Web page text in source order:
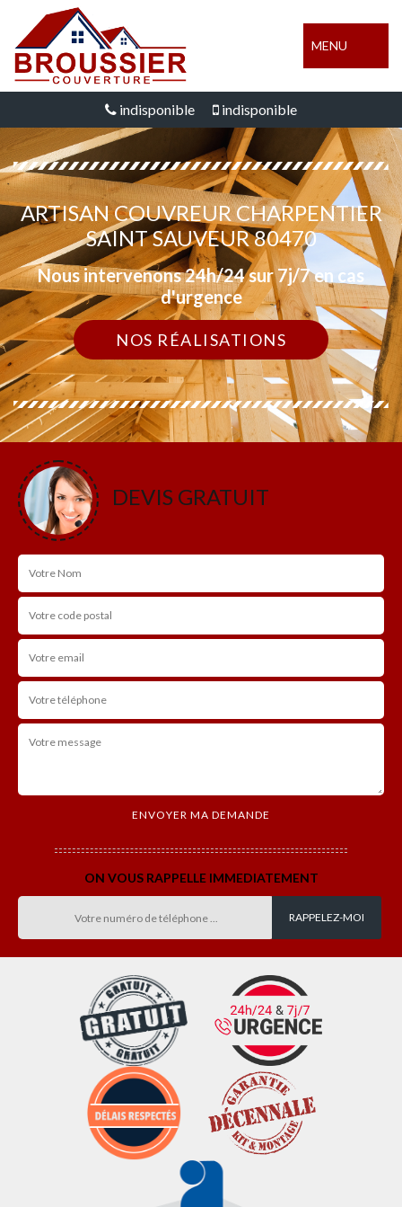
MENU
indisponible indisponible
ARTISAN COUVREUR CHARPENTIER
SAINT SAUVEUR 80470
Nous intervenons 24h/24 sur 7j/7 en cas
d'urgence
NOS RÉALISATIONS
DEVIS GRATUIT
ON VOUS RAPPELLE IMMEDIATEMENT